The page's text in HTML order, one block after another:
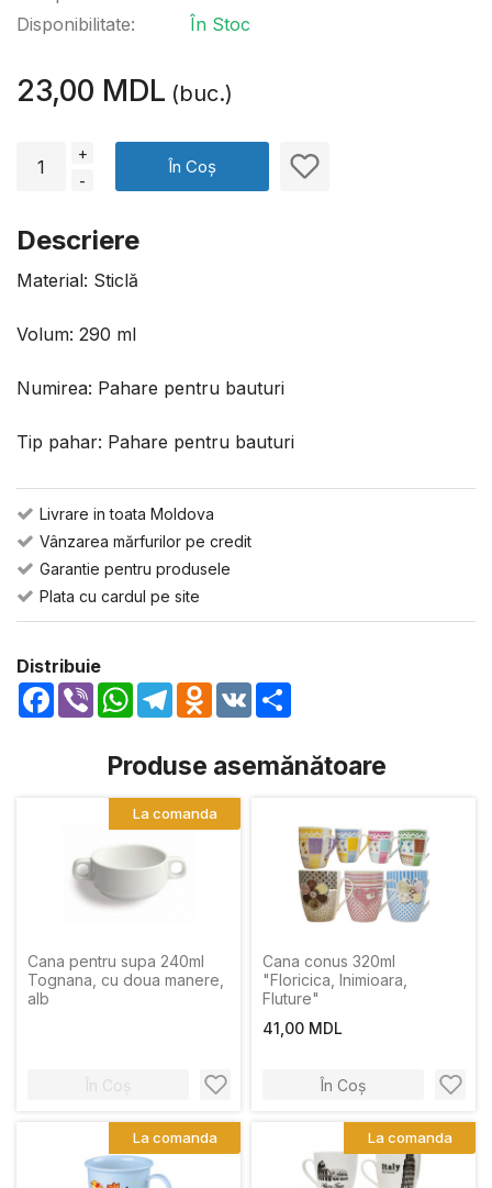
Disponibilitate:
În Stoc
23,00 MDL (buc.)
+
-
În Coș
Descriere
Material: Sticlă
Volum: 290 ml
Numirea: Pahare pentru bauturi
Tip pahar: Pahare pentru bauturi
Livrare in toata Moldova
Vânzarea mărfurilor pe credit
Garantie pentru produsele
Plata cu cardul pe site
Distribuie
Facebook
Viber WhatsApp
TelegramOdnoklassniki
VK
Produse asemănătoare
Cana pentru supa 240ml
Tognana, cu doua manere,
alb
În Coș
La comanda
Cana conus 320ml
"Floricica, Inimioara,
Fluture"
41,00 MDL
În Coș
La comanda La comanda